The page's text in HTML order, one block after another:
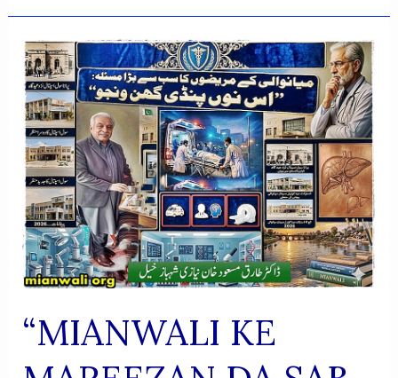
KHAN
NIAZI
OF
TRAG
KI
YAAD
MEIN
“MIANWALI KE